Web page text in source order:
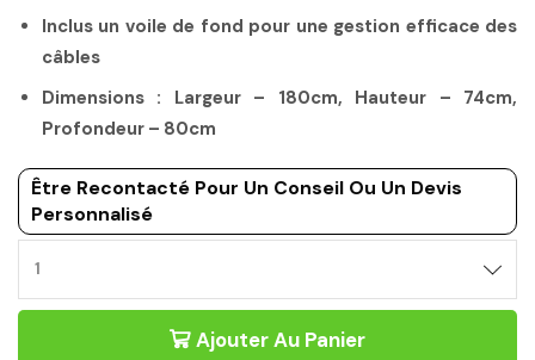
Inclus un voile de fond pour une gestion efficace des
câbles
Dimensions : Largeur – 180cm, Hauteur – 74cm,
Profondeur – 80cm
Être Recontacté Pour Un Conseil Ou Un Devis
Personnalisé
Ajouter Au Panier